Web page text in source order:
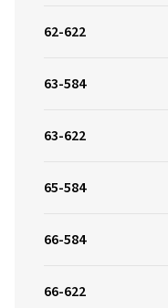
62-622
63-584
63-622
65-584
66-584
66-622